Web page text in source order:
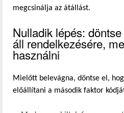
megcsinálja az átállást.
Nulladik lépés:
áll rendelkezésére,
használni
Mielőtt belevágna, döntse el,
előállítani a második faktor